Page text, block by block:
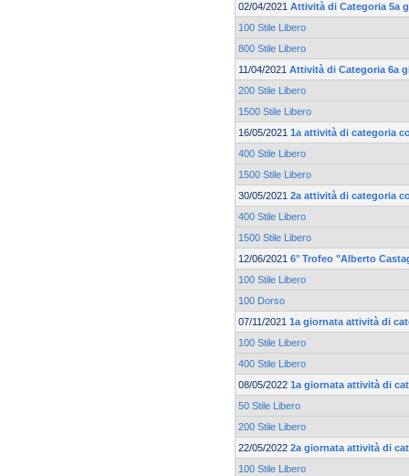
02/04/2021 Attività di Categoria 5a
100 Stile Libero
800 Stile Libero
11/04/2021 Attività di Categoria 6a
200 Stile Libero
1500 Stile Libero
16/05/2021 1a attività di categoria
400 Stile Libero
1500 Stile Libero
30/05/2021 2a attività di categoria
400 Stile Libero
1500 Stile Libero
12/06/2021 6° Trofeo "Alberto
100 Stile Libero
100 Dorso
07/11/2021 1a giornata attività di
100 Stile Libero
400 Stile Libero
08/05/2022 1a giornata attività di
50 Stile Libero
200 Stile Libero
22/05/2022 2a giornata attività di
100 Stile Libero